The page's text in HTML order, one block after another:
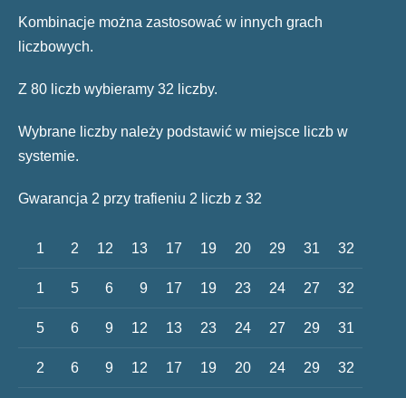
Kombinacje można zastosować w innych grach
liczbowych.
Z 80 liczb wybieramy 32 liczby.
Wybrane liczby należy podstawić w miejsce liczb w
systemie.
Gwarancja 2 przy trafieniu 2 liczb z 32
1 2 12 13 17 19 20 29 31 32
1 5 6 9 17 19 23 24 27 32
5 6 9 12 13 23 24 27 29 31
2 6 9 12 17 19 20 24 29 32